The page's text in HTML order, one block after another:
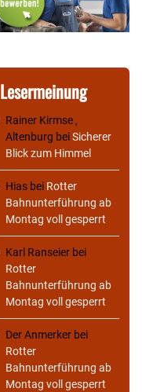
Lesermeinung
Rainer Kirmse ,
Altenburg beiSicherer
Blick zum Himmel
Hias bei Rotter
Bahnunterführung ab
Montag voll gesperrt
Karl Ranseier bei
Rotter
Bahnunterführung ab
Montag voll gesperrt
Der Anmerker bei
Rotter
Bahnunterführung ab
Montag voll gesperrt